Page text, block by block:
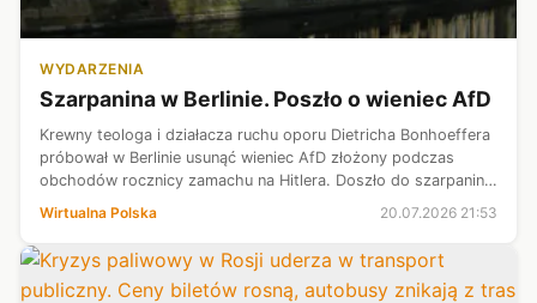
WYDARZENIA
Szarpanina w Berlinie. Poszło o wieniec AfD
Krewny teologa i działacza ruchu oporu Dietricha Bonhoeffera
próbował w Berlinie usunąć wieniec AfD złożony podczas
obchodów rocznicy zamachu na Hitlera. Doszło do szarpaniny
została uszkodzo...
Wirtualna Polska 20.07.2026 21:53